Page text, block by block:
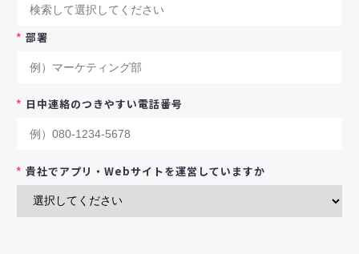
部署
*
日中連絡のつきやすい電話番号
*
貴社でアプリ・Webサイトを運営していますか
*